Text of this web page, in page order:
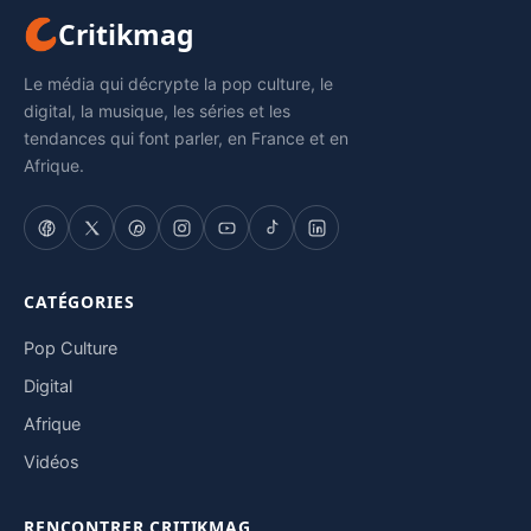
Critikmag
Le média qui décrypte la pop culture, le
digital, la musique, les séries et les
tendances qui font parler, en France et en
Afrique.
CATÉGORIES
Pop Culture
Digital
Afrique
Vidéos